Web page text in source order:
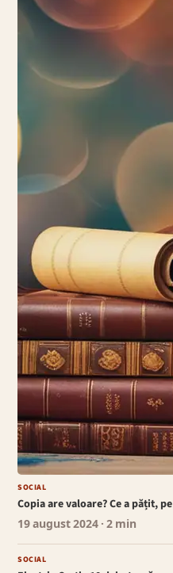
SOCIAL
Copia are valoare? Ce a pățit,
19 august 2024 · 2 min
SOCIAL